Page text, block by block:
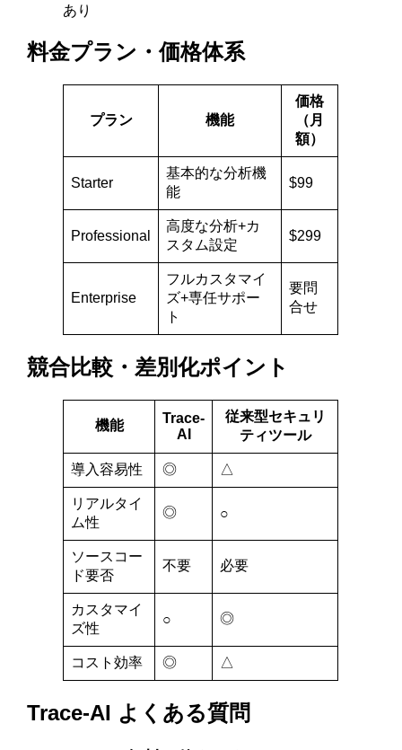
あり
料金プラン・価格体系
プラン 機能
価格
（月
額）
Starter
基本的な分析機
能
$99
Professional
高度な分析+カ
スタム設定
$299
Enterprise
フルカスタマイ
ズ+専任サポー
ト
要問
合せ
競合比較・差別化ポイント
機能
Trace-
AI
従来型セキュリ
ティツール
導入容易性 ◎ △
リアルタイ
ム性
◎ ○
ソースコー
ド要否
不要 必要
カスタマイ
ズ性
○ ◎
コスト効率 ◎ △
Trace-AI よくある質問